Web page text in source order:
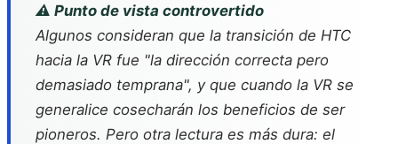
⚠️ Punto de vista controvertido
Algunos consideran que la transición de HTC
hacia la VR fue "la dirección correcta pero
demasiado temprana", y que cuando la VR se
generalice cosecharán los beneficios de ser
pioneros. Pero otra lectura es más dura: el